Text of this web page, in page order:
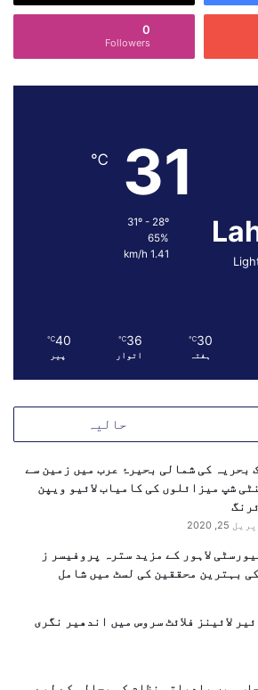
0
Followers
31
℃
65%
1.41 km/h
30
℃
ہفتہ
36
℃
اتوار
40
℃
پیر
حالیہ
بحریہ کی شمالی بحیرۂ عرب میں زمین سے
شپ میزائلوں کی کامیاب لائیو ویپن
25, 2020
لاہور کے مزید سترہ پروفیسر ز
بہترین محققین کی لسٹ میں شامل
لائینز فلائٹ سروس میں اندھیر نگری